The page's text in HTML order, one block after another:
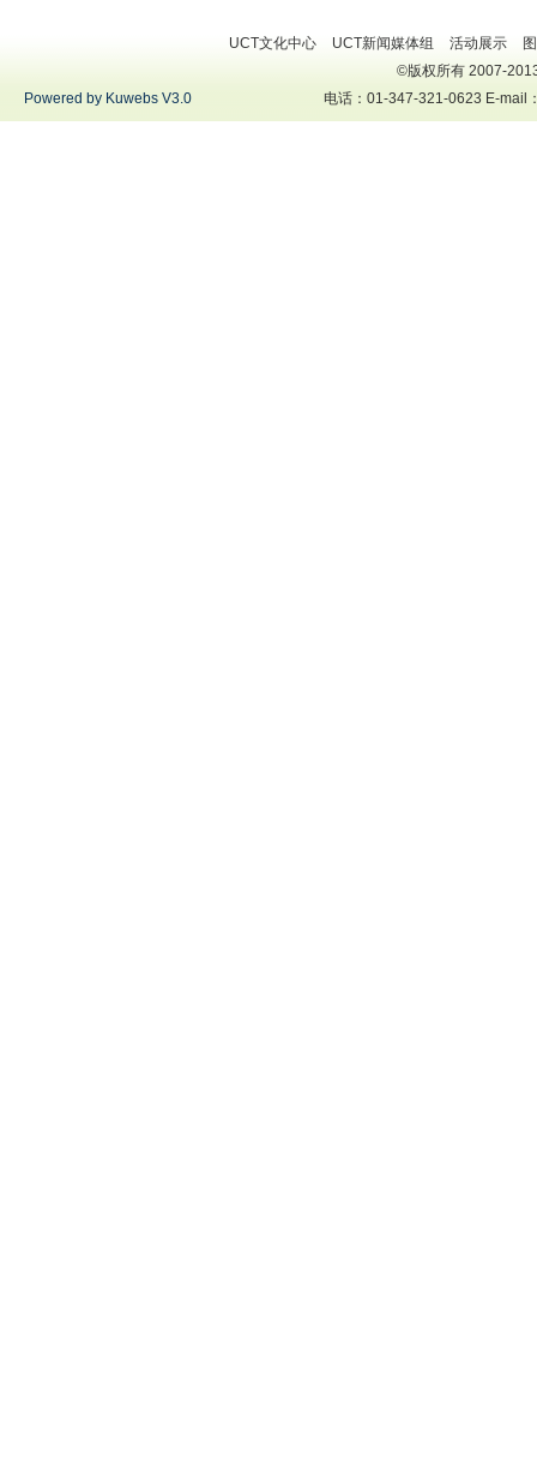
UCT文化中心 UCT新闻媒体组 活动展示
©版权所有 2007-
Powered by Kuwebs V3.0
电话：01-347-321-0623 E-mail